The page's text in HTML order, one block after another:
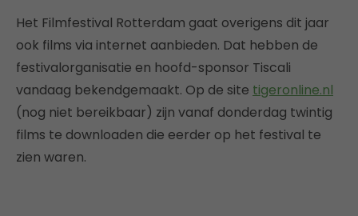
Het Filmfestival Rotterdam gaat overigens dit jaar
ook films via internet aanbieden. Dat hebben de
festivalorganisatie en hoofd-sponsor Tiscali
vandaag bekendgemaakt. Op de site tigeronline.nl
(nog niet bereikbaar) zijn vanaf donderdag twintig
films te downloaden die eerder op het festival te
zien waren.